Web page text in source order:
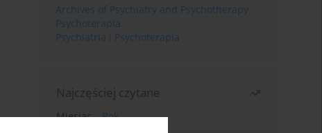
Archives of Psychiatry and Psychotherapy
Psychoterapia
Psychiatria i Psychoterapia
Najczęściej czytane
Miesiąc
Rok